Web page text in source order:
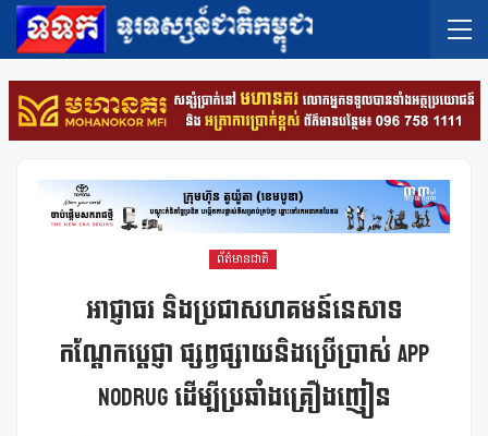
ព័ត៌មានជាតិ
អាជ្ញាធរ និងប្រជាសហគមន៍នេសាទ
កណ្តែកប្តេជ្ញា ផ្សព្វផ្សាយនិងប្រើប្រាស់ App
NoDrug ដើម្បីប្រឆាំងគ្រឿងញៀន